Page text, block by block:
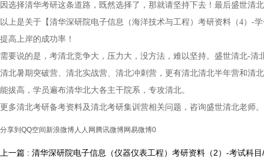
因选择清华考研这条道路，既然选择了，那就请坚持下去！最后盛世清
以上是关于【清华深研院电子信息（海洋技术与工程）考研资料（4）-
提高上岸的成功率！
需要说的是，考清北竞争大，压力大，没方法，难以坚持。盛世清北-
清北暑期突破营、清北实战营、清北冲刺营，更有清北清北半年营和清
能拔高，学员遍布清华北大各主干院系，专攻清北。
更多清北考研备考资料及清北考研集训营相关问题，咨询盛世清北老师。
分享到 QQ空间 新浪微博人人网 腾讯微博网易微博0
上一篇 : 清华深研院电子信息（仪器仪表工程）考研资料（2）-考试科